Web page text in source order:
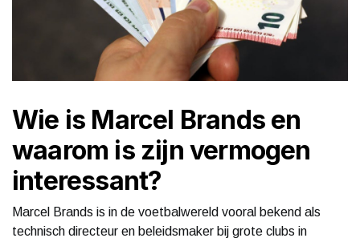
Wie is Marcel Brands en
waarom is zijn vermogen
interessant?
Marcel Brands is in de voetbalwereld vooral bekend als
technisch directeur en beleidsmaker bij grote clubs in